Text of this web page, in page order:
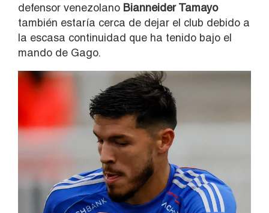
defensor venezolano Bianneider Tamayo
también estaría cerca de dejar el club debido a
la escasa continuidad que ha tenido bajo el
mando de Gago.